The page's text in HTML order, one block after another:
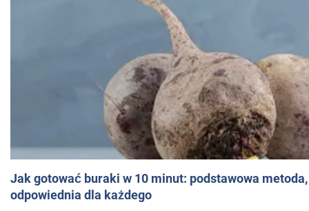
Jak gotować buraki w 10 minut: podstawowa
odpowiednia dla każdego